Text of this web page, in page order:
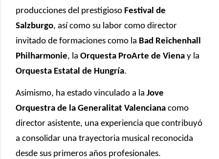
producciones del prestigioso Festival de
Salzburgo, así como su labor como director
invitado de formaciones como la Bad Reichenhall
Philharmonie, la Orquesta ProArte de Viena y la
Orquesta Estatal de Hungría.
Asimismo, ha estado vinculado a la Jove
Orquestra de la Generalitat Valenciana como
director asistente, una experiencia que contribuyó
a consolidar una trayectoria musical reconocida
desde sus primeros años profesionales.